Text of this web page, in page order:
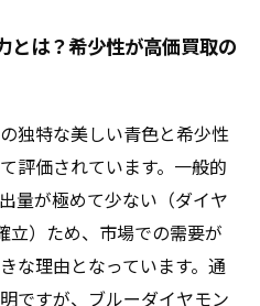
取でよくある質問とその
ておきたいブルーダイヤ
とは？希少性が高価買取の
独特な美しい青色と希少性
評価されています。一般的
量が極めて少ない（ダイヤ
立）ため、市場での需要が
な理由となっています。通
ですが、ブルーダイヤモン